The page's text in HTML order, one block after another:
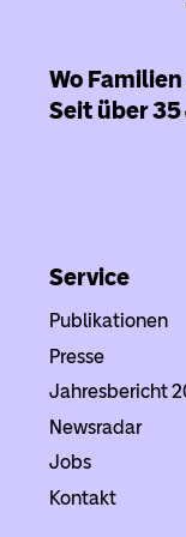
Wo
Seit über
Service
Publikationen
Presse
Jahresbericht
Newsradar
Jobs
Kontakt